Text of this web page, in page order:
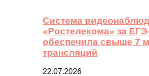
Система
«Ростелекома» за
обеспечила свыше 7
трансляций
22.07.2026